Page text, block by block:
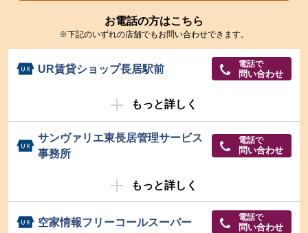
お電話の方はこちら
※下記のいずれの店舗でもお問い合わせできます。
UR賃貸ショップ長居駅前 電話で
問い合わせ
もっと詳しく
サンヴァリエ東長居管理サービス
事務所
電話で
問い合わせ
もっと詳しく
空家情報フリーコールスーパー 電話で
問い合わせ